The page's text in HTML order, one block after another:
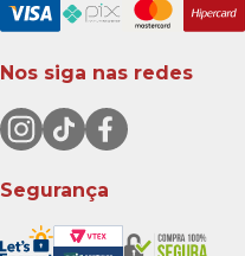
Nos siga nas redes
Segurança